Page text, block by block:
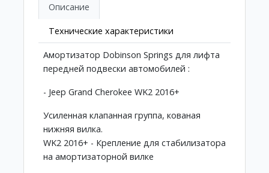
Описание
Технические характеристики
Амортизатор Dobinson Springs для лифта
передней подвески автомобилей :
- Jeep Grand Cherokee WK2 2016+
Усиленная клапанная группа, кованая
нижняя вилка.
WK2 2016+ - Крепление для стабилизатора
на амортизаторной вилке